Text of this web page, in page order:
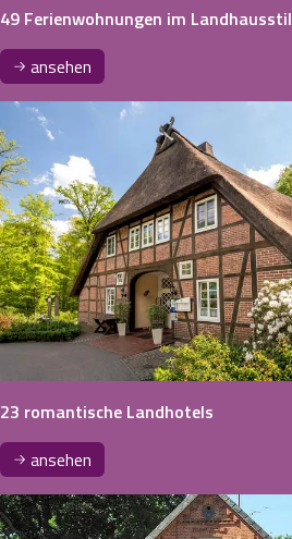
49 Ferienwohnungen im Landhausstil
ansehen
23 romantische Landhotels
ansehen